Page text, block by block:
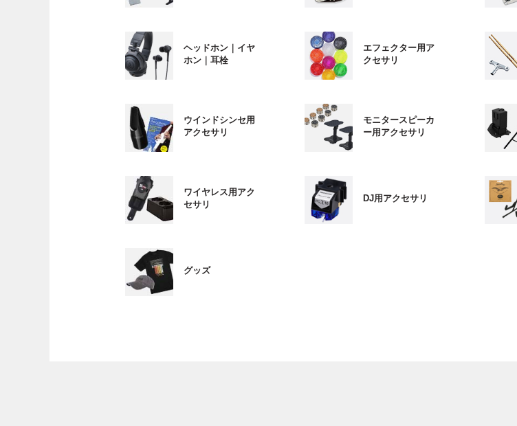
ヘッドホン｜イヤ
ホン｜耳栓
エフェクター用ア
クセサリ
ウインドシンセ用
アクセサリ
モニタースピーカ
ー用アクセサリ
ワイヤレス用アク
セサリ
DJ用アクセサリ
グッズ